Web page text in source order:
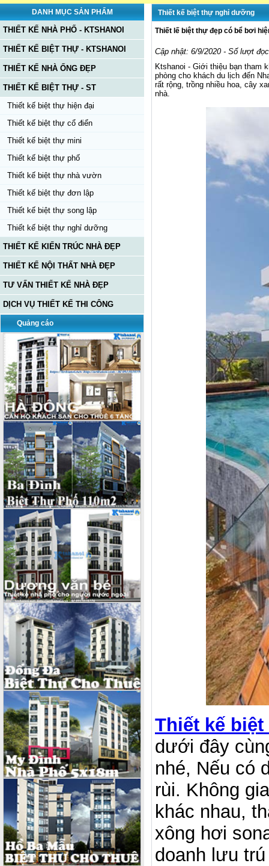
DANH MỤC SẢN PHẨM
THIẾT KẾ NHÀ PHỐ - KTSHANOI
THIẾT KẾ BIỆT THỰ - KTSHANOI
THIẾT KẾ NHÀ ỐNG ĐẸP
THIẾT KẾ BIỆT THỰ - ST
Thiết kế biệt thự hiện đại
Thiết kế biệt thự cổ điển
Thiết kế biệt thự mini
Thiết kế biệt thự phố
Thiết kế biệt thự nhà vườn
Thiết kế biệt thự đơn lập
Thiết kế biệt thự song lập
Thiết kế biệt thự nghỉ dưỡng
THIẾT KẾ KIẾN TRÚC NHÀ ĐẸP
THIẾT KẾ NỘI THẤT NHÀ ĐẸP
TƯ VẤN THIẾT KẾ NHÀ ĐẸP
DỊCH VỤ THIẾT KẾ THI CÔNG
Quảng cáo
Thiết kế biệt thự nghỉ dưỡng
Thiết lế biệt thự đẹp có bể bơi
Cập nhật: 6/9/2020 - Số lượt
Ktshanoi - Giới thiệu bạn tham
phòng cho khách du lịch đến
rất rộng, trồng nhiều hoa, cây
nhà.
Thiết kế
dưới đây
nhé, Nếu có
rùi. Không
khác nhau,
xông hơi
doanh lưu